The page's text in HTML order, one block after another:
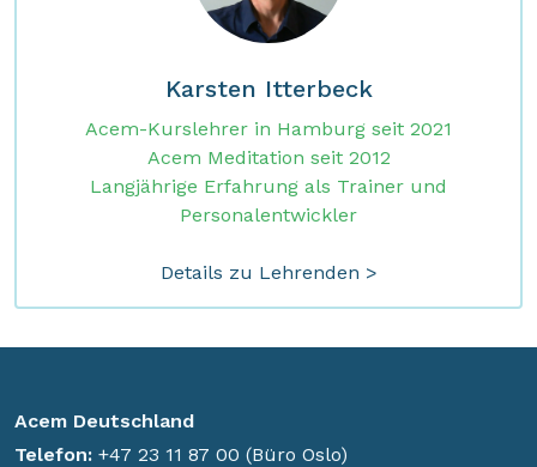
Karsten Itterbeck
Acem-Kurslehrer in Hamburg seit 2021
Acem Meditation seit 2012
Langjährige Erfahrung als Trainer und
Personalentwickler
Details zu Lehrenden >
Acem Deutschland
Telefon: +47 23 11 87 00 (Büro Oslo)